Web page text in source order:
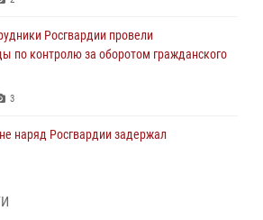
Росгвардии провели
по контролю за оборотом гражданского
3
наряд Росгвардии задержал
1